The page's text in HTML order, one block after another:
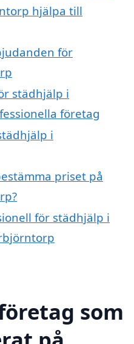
hjälpa till
för
städhjälp i
företag
i
priset på
för städhjälp i
som